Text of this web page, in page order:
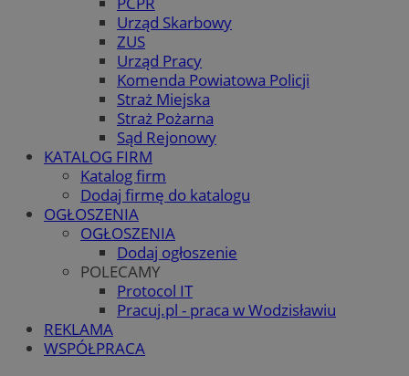
Urząd Skarbowy
ZUS
Urząd Pracy
Komenda Powiatowa Policji
Straż Miejska
Straż Pożarna
Sąd Rejonowy
KATALOG FIRM
Katalog firm
Dodaj firmę do katalogu
OGŁOSZENIA
OGŁOSZENIA
Dodaj ogłoszenie
POLECAMY
Protocol IT
Pracuj.pl - praca w Wodzisławiu
REKLAMA
WSPÓŁPRACA